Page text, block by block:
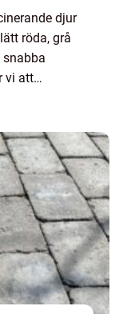
djur
röda, grå
vi att